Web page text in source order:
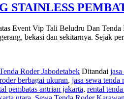
STAINLESS
Event Vip Tali Beludru Dan
bekasi dan sekitarnya. Sejak
Roder Jabodetabek Ditandai
berbagai ukuran, jasa sewa tenda
pembatas antrian jakarta, rental